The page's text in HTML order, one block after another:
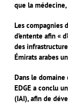
que la
Les compagnies
d’entente afin «
des
Émirats arabes
Dans le
EDGE a conclu
(IAI), afin de